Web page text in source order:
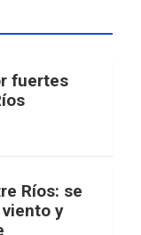
fuertes
Ríos: se
y